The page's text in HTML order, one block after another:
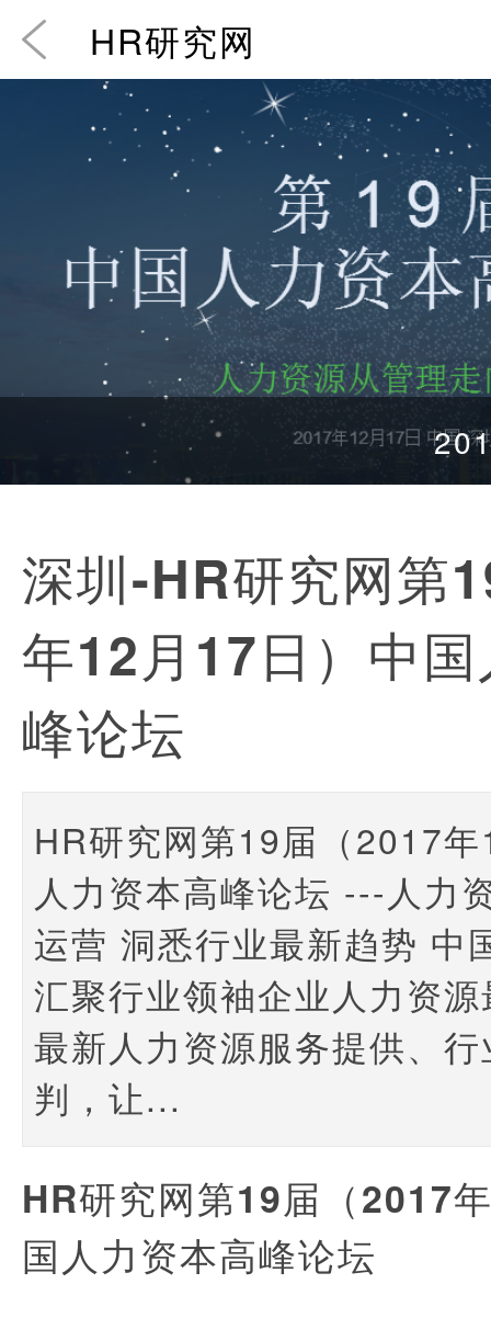
HR研究网
深圳-HR研究网第
年12月17日）中
峰论坛
HR研究网第19届（2017
人力资本高峰论坛 ---人力
运营 洞悉行业最新趋势 中
汇聚行业领袖企业人力资
最新人力资源服务提供、
判，让...
HR研究网第19届（2017
国人力资本高峰论坛